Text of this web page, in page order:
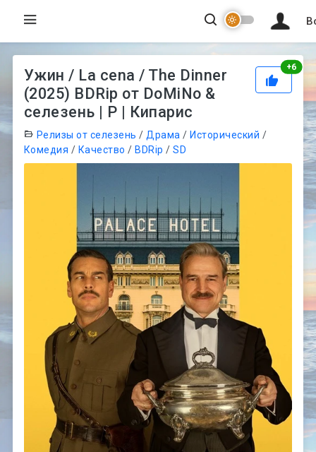
+6
Ужин / La cena / The Dinner
(2025) BDRip от DoMiNo &
селезень | P | Кипарис
Релизы от селезень / Драма /Исторический /
Комедия / Качество /BDRip /SD